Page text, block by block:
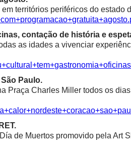
territórios periféricos do estado
contação de história e
as idades a vivenciar
Paulo.
Praça Charles Miller todos os
de Muertos promovido pela Art